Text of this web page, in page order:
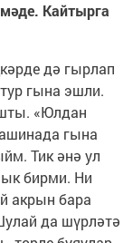
Кайтырга
дә гырлап
гына эшли.
«Юлдан
гына
Тик әнә ул
бирми. Ни
акрын бара
да шүрләтә